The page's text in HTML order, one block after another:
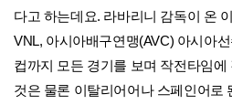
다고 하는데요. 라바리니 감독이 온
VNL, 아시아배구연맹(AVC) 아시아
컵까지 모든 경기를 보며 작전타임
것은 물론 이탈리어어나 스페인어로